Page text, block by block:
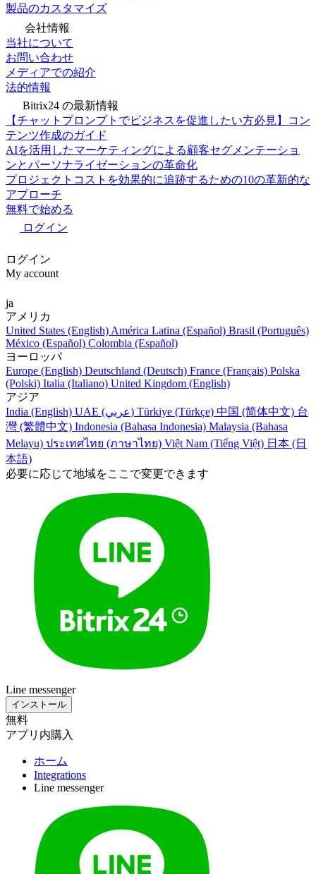
製品のカスタマイズ
会社情報
当社について
お問い合わせ
メディアでの紹介
法的情報
Bitrix24 の最新情報
【チャットプロンプトでビジネスを促進したい方必見】コン
テンツ作成のガイド
AIを活用したマーケティングによる顧客セグメンテーショ
ンとパーソナライゼーションの革命化
プロジェクトコストを効果的に追跡するための10の革新的な
アプローチ
無料で始める
ログイン
ログイン
My account
ja
アメリカ
United States (English) América Latina (Español) Brasil (Português)
México (Español) Colombia (Español)
ヨーロッパ
Europe (English) Deutschland (Deutsch) France (Français) Polska
(Polski) Italia (Italiano) United Kingdom (English)
アジア
India (English)
UAE (عربي) Türkiye (Türkçe) 中国 (简体中文) 台
灣 (繁體中文) Indonesia (Bahasa Indonesia) Malaysia (Bahasa
Melayu) ประเทศไทย (ภาษาไทย) Việt Nam (Tiếng Việt) 日本 (日
本語)
必要に応じて地域をここで変更できます
Line messenger
インストール
無料
アプリ内購入
ホーム
Integrations
Line messenger